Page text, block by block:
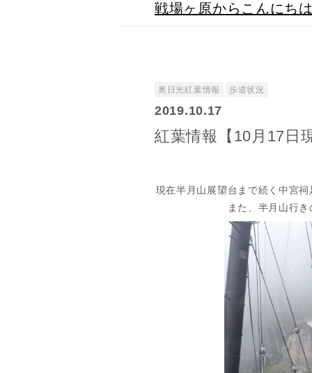
戦場ヶ原からこんにち
奥日光紅葉情報 歩道状況
2019.10.17
紅葉情報【10月17日
現在半月山展望台まで続く中宮
また、半月山行